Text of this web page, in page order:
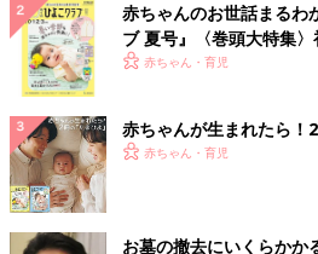
赤ちゃんのお世話まるわ
ブ 夏号』〈巻頭大特集
く！ おっぱい・ミルクの
赤ちゃん・育児
赤ちゃんが生まれたら！
赤ちゃん・育児
お墓の撤去にいくらかか